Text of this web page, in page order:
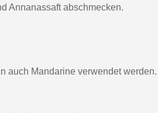
Annanassaft abschmecken.
auch Mandarine verwendet werden.